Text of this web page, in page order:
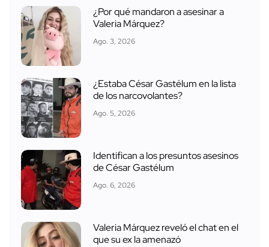
¿Por qué mandaron a asesinar a
Valeria Márquez?
Ago. 3, 2026
¿Estaba César Gastélum en la lista
de los narcovolantes?
Ago. 5, 2026
Identifican a los presuntos asesinos
de César Gastélum
Ago. 6, 2026
Valeria Márquez reveló el chat en el
que su ex la amenazó